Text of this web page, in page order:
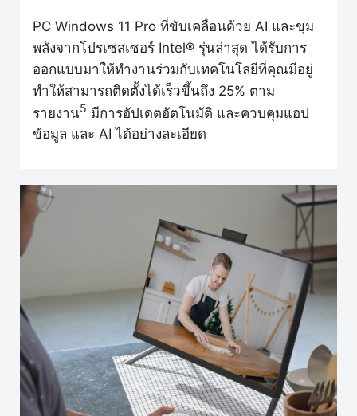
PC Windows 11 Pro ที่ขับเคลื่อนด้วย AI และขุม
พลังจากโปรเซสเซอร์ Intel® รุ่นล่าสุด ได้รับการ
ออกแบบมาให้ทำงานร่วมกับเทคโนโลยีที่คุณมีอยู่
ทำให้สามารถติดตั้งได้เร็วขึ้นถึง 25% ตาม
รายงาน5 มีการอัปเดตอัตโนมัติ และควบคุมแอป
ข้อมูล และ AI ได้อย่างละเอียด